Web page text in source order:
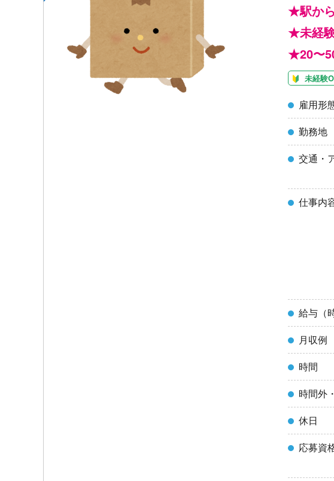
★駅か
★未経
★20〜
未経験
雇用形
勤務地
交通・
仕事内
給与（
月収例
時間
時間外
休日
応募資